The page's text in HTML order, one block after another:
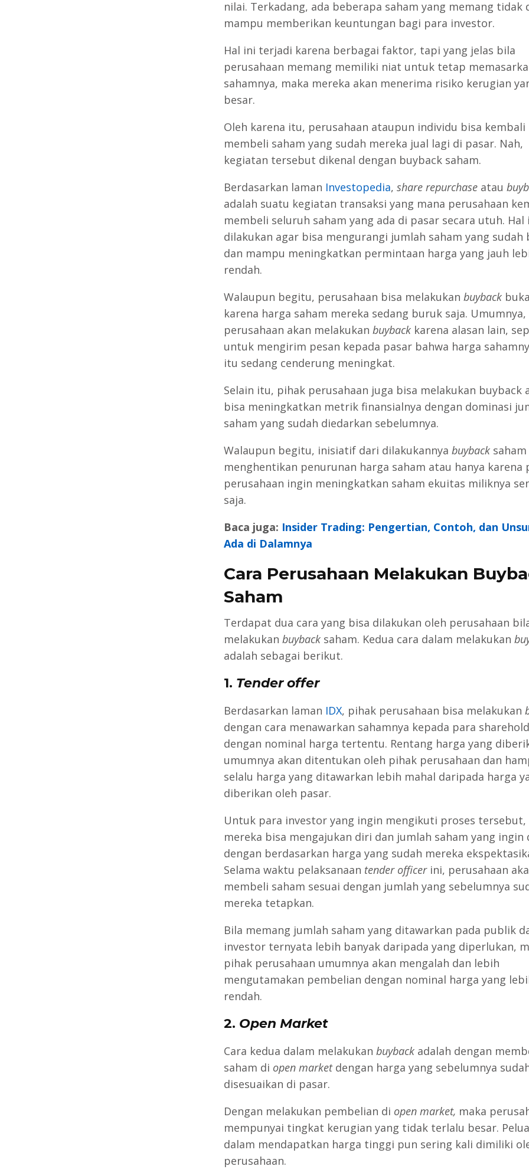
nilai. Terkadang, ada beberapa saham yang memang tidak
mampu memberikan keuntungan bagi para investor.
Hal ini terjadi karena berbagai faktor, tapi yang jelas bila
perusahaan memang memiliki niat untuk tetap
sahamnya, maka mereka akan menerima risiko kerugian
besar.
Oleh karena itu, perusahaan ataupun individu bisa kembali
membeli saham yang sudah mereka jual lagi di pasar. Nah,
kegiatan tersebut dikenal dengan buyback saham.
Berdasarkan laman Investopedia, share repurchase atau
adalah suatu kegiatan transaksi yang mana perusahaan
membeli seluruh saham yang ada di pasar secara utuh. Hal
dilakukan agar bisa mengurangi jumlah saham yang sudah
dan mampu meningkatkan permintaan harga yang jauh
rendah.
Walaupun begitu, perusahaan bisa melakukan buyback
karena harga saham mereka sedang buruk saja. Umumnya,
perusahaan akan melakukan buybackkarena alasan lain,
untuk mengirim pesan kepada pasar bahwa harga
itu sedang cenderung meningkat.
Selain itu, pihak perusahaan juga bisa melakukan buyback
bisa meningkatkan metrik finansialnya dengan dominasi
saham yang sudah diedarkan sebelumnya.
Walaupun begitu, inisiatif dari dilakukannya buybacksaham
menghentikan penurunan harga saham atau hanya karena
perusahaan ingin meningkatkan saham ekuitas miliknya
saja.
Baca juga: Insider Trading: Pengertian, Contoh, dan
Ada di Dalamnya
Cara Perusahaan Melakukan
Saham
Terdapat dua cara yang bisa dilakukan oleh perusahaan
melakukan buybacksaham. Kedua cara dalam melakukan
adalah sebagai berikut.
1. Tender offer
Berdasarkan laman IDX, pihak perusahaan bisa melakukan
dengan cara menawarkan sahamnya kepada para
dengan nominal harga tertentu. Rentang harga yang
umumnya akan ditentukan oleh pihak perusahaan dan
selalu harga yang ditawarkan lebih mahal daripada harga
diberikan oleh pasar.
Untuk para investor yang ingin mengikuti proses tersebut,
mereka bisa mengajukan diri dan jumlah saham yang ingin
dengan berdasarkan harga yang sudah mereka
Selama waktu pelaksanaan tender officer ini, perusahaan
membeli saham sesuai dengan jumlah yang sebelumnya
mereka tetapkan.
Bila memang jumlah saham yang ditawarkan pada publik
investor ternyata lebih banyak daripada yang diperlukan,
pihak perusahaan umumnya akan mengalah dan lebih
mengutamakan pembelian dengan nominal harga yang
rendah.
2. Open Market
Cara kedua dalam melakukan buybackadalah dengan
saham di open marketdengan harga yang sebelumnya
disesuaikan di pasar.
Dengan melakukan pembelian di open market, maka
mempunyai tingkat kerugian yang tidak terlalu besar.
dalam mendapatkan harga tinggi pun sering kali dimiliki
perusahaan.